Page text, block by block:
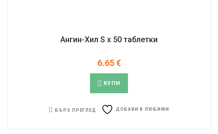
Ангин-Хил S х 50 таблетки
6.65€
КУПИ
БЪРЗ ПРЕГЛЕД ДОБАВИ В ЛЮБИМИ